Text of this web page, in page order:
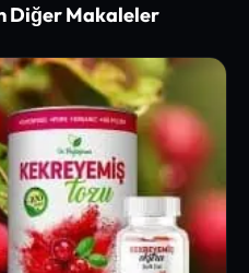
Diğer Makaleler